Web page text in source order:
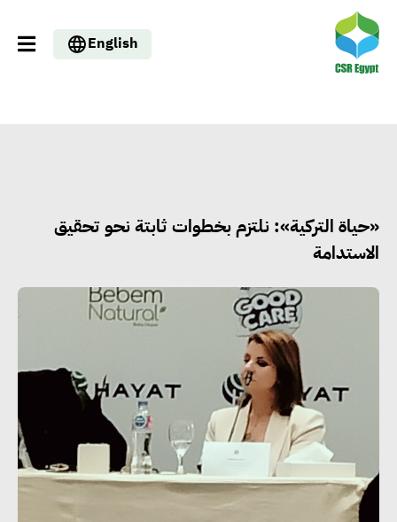
English
«حياة التركية»: نلتزم بخطوات ثابتة نحو تحقيق
الاستدامة